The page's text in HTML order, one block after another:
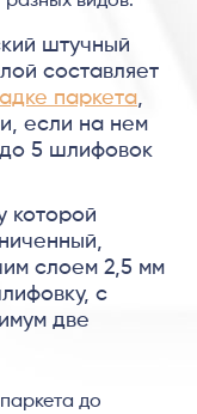
штучный
составляет
паркета,
если на нем
5 шлифовок
которой
слоем 2,5 мм
с
две
до